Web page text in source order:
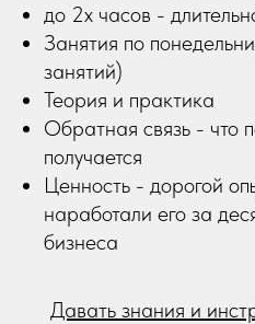
до 2х часов -
Занятия по
занятий)
Теория и практика
Обратная связь - что
получается
Ценность - дорогой
наработали его за
бизнеса
Давать знания и